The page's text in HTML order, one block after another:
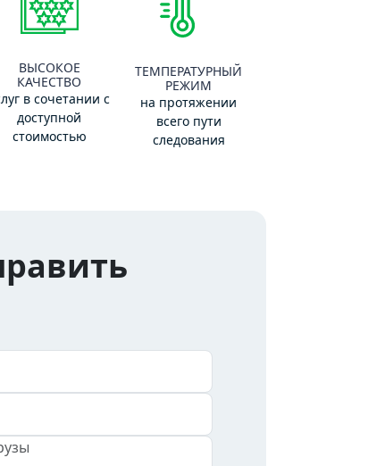
ВЫСОКОЕ
КАЧЕСТВО
в сочетании с
доступной
стоимостью
ТЕМПЕРАТУРНЫЙ
РЕЖИМ
на протяжении
всего пути
следования